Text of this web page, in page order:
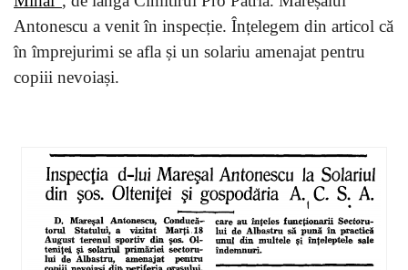
Antonescu a venit în inspecție. Înțelegem din articol că
în împrejurimi se afla și un solariu amenajat pentru
copiii nevoiași.